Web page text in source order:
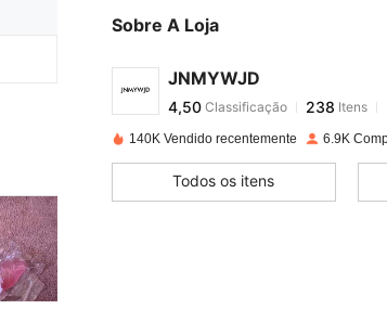
Sobre A Loja
JNMYWJD
4,50
n***apago 1 dia atrás
4,50 238
140K Vendido recentemente 6.9K
Todos os itens